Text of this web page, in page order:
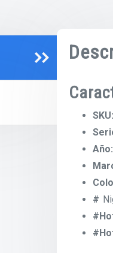
SKU:
Año:
#